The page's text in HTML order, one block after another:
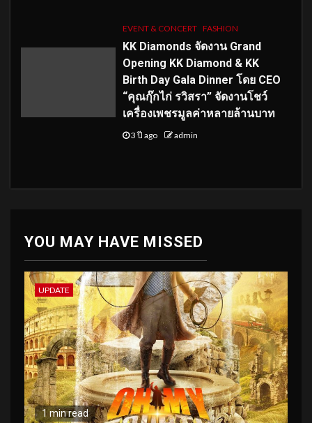
EVENT & CONCERT FASHION
KK Diamonds จัดงาน Grand
Opening KK Diamond & KK
Birth Day Gala Dinner โดย CEO
“คุณกุ๊กไก่ รวิสรา” จัดงานโชว์
เครื่องเพชรมูลค่าหลายล้านบาท
3 ปี ago admin
YOU MAY HAVE MISSED
UPDATE
1 min read